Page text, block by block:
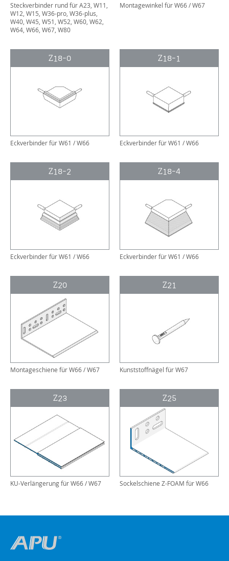
Steckverbinder rund für A23, W11,
W12, W15, W36-pro, W36-plus,
W40, W45, W51, W52, W60, W62,
W64, W66, W67, W80
Montagewinkel für W66 / W67
Z18-0
Eckverbinder für W61 / W66
Z18-1
Eckverbinder für W61 / W66
Z18-2
Eckverbinder für W61 / W66
Z18-4
Eckverbinder für W61 / W66
Z20
Montageschiene für W66 / W67
Z21
Kunststoffnägel für W67
Z23
KU-Verlängerung für W66 / W67
Z25
Sockelschiene Z-FOAM für W66